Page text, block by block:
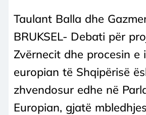
Taulant Balla dhe
BRUKSEL- Debati për
Zvërnecit dhe procesin e
europian të Shqipërisë
zhvendosur edhe në
Europian, gjatë